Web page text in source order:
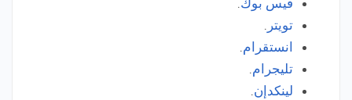
فيس بوك.
تويتر .
انستقرام.
تليجرام.
لينكدإن.